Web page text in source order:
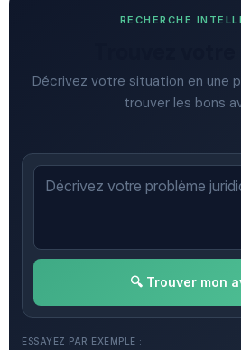
RECHERCHE
Décrivez votre situation en une
trouver les bons
🔍 Trouver mon
ESSAYEZ PAR EXEMPLE :